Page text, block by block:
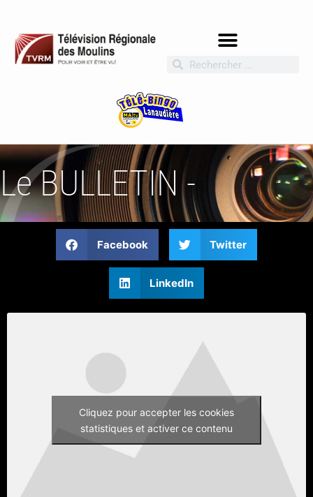
Le BULLETIN -
Facebook Twitter
LinkedIn
Cliquez pour accepter les cookies
statistiques et activer ce contenu